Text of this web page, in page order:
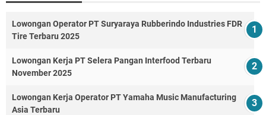
Lowongan Operator PT Suryaraya Rubberindo Industries FDR
Tire Terbaru 2025
Lowongan Kerja PT Selera Pangan Interfood Terbaru
November 2025
Lowongan Kerja Operator PT Yamaha Music Manufacturing
Asia Terbaru